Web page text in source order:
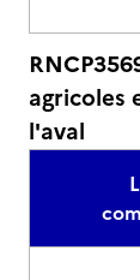
agricoles
l'aval